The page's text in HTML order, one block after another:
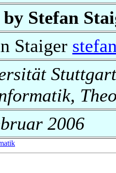
by Stefan
Staiger
2006